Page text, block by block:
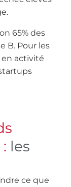
65% des
B. Pour les
en activité
les
ce que